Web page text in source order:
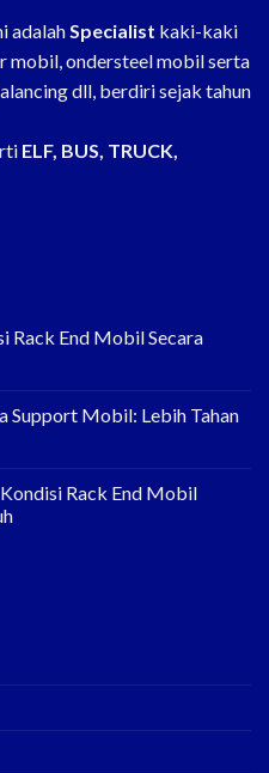
adalahSpecialist kaki-kaki
mobil, ondersteel mobil serta
dll, berdiri sejak tahun
ELF, BUS, TRUCK,
Rack End Mobil Secara
Support Mobil: Lebih Tahan
Rack End Mobil